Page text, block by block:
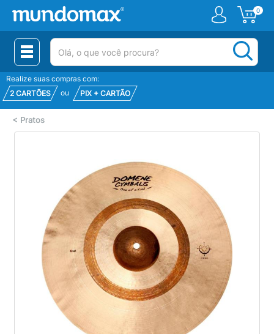
0
(pesquisar)
Realize suas compras com:
2 CARTÕES
ou PIX + CARTÃO
< Pratos